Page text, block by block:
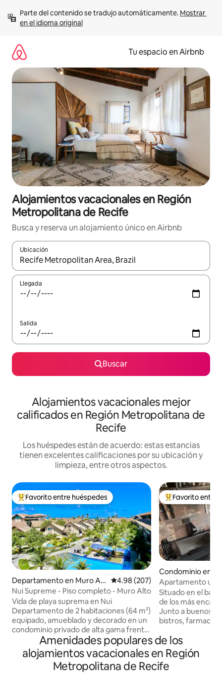
contenido
Parte del contenido se tradujo automáticamente. Mostrar
en el idioma original
Tu espacio en Airbnb
Alojamientos vacacionales en Región
Metropolitana de Recife
Busca y reserva un alojamiento único en Airbnb
Ubicación
Cuando los resultados estén disponibles, podrás navegar
Llegada
Salida
Buscar
Alojamientos vacacionales mejor
calificados en Región Metropolitana de
Recife
Los huéspedes están de acuerdo: estas estancias
tienen excelentes calificaciones por su ubicación y
limpieza, entre otros aspectos.
De los mejores en Favorito entre huéspedes
Favorito entre huéspedes
Departamento en Muro Alt
o
Calificación promedio: 4.98 de
4.98 (207)
Nui Supreme - Piso completo - Muro Alto
Vida de playa suprema en Nui
Departamento de 2 habitaciones (64 m²)
equipado, amueblado y decorado en un
condominio privado de alta gama frente
al mar, junto a las aguas tranquilas y
cálidas de la paradisíaca playa de Muro
Alto. Cómodo para 7 personas, el
departamento ofrece la mejor vista y la
De los mejores
Favorito entre
Condominio en
Apartamento
fibra óptica
Situado en el
de los más
Junto a buenos
bistros,
apartamento
decoración
muy concreto,
Tiene una cocina
Amenidades populares de los
alojamientos vacacionales en Región
Metropolitana de Recife